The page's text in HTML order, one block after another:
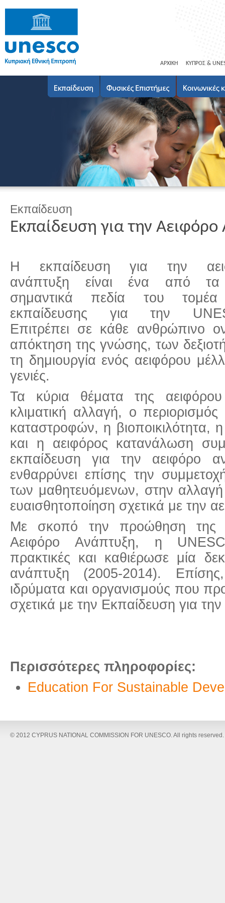
ΑΡΧΙΚΗ ΚΥΠΡΟΣ &
Εκπαίδευση
Εκπαίδευση για την Αειφόρο
Η εκπαίδευση για την
ανάπτυξη είναι ένα από
σημαντικά πεδία του
εκπαίδευσης για την
Επιτρέπει σε κάθε ανθρώπινο
απόκτηση της γνώσης, των
τη δημιουργία ενός αειφόρου
γενιές.
Τα κύρια θέματα της
κλιματική αλλαγή, ο
καταστροφών, η βιοποικιλότητα,
και η αειφόρος κατανάλωση
εκπαίδευση για την αειφόρο
ενθαρρύνει επίσης την
των μαθητευόμενων, στην
ευαισθητοποίηση σχετικά με την
Με σκοπό την προώθηση της
Αειφόρο Ανάπτυξη, η
πρακτικές και καθιέρωσε μία
ανάπτυξη (2005-2014).
ιδρύματα και οργανισμούς που
σχετικά με την Εκπαίδευση για
Περισσότερες πληροφορίες:
Education For Sustainable
© 2012 CYPRUS NATIONAL COMMISSION FOR UNESCO. All rights reserved.